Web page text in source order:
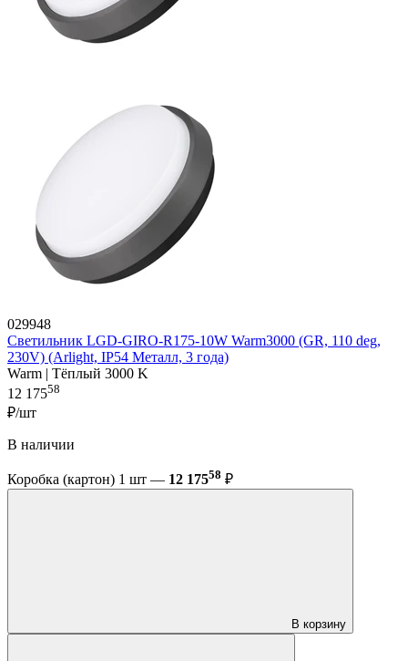
029948
Светильник LGD-GIRO-R175-10W Warm3000 (GR, 110 deg,
230V) (Arlight, IP54 Металл, 3 года)
Warm | Тёплый 3000 K
12 17558
₽/шт
В наличии
Коробка (картон) 1 шт — 12 17558 ₽
В корзину